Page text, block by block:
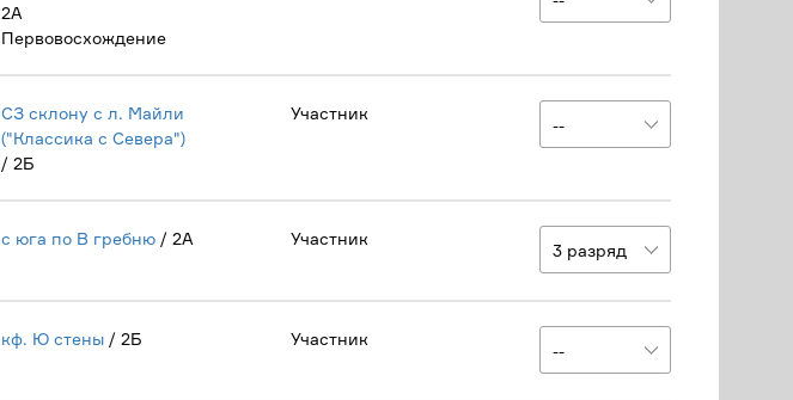
2А
Первовосхождение
СЗ склону с л. Майли
("Классика с Севера")
/ 2Б
Участник
с юга по В гребню / 2А Участник
кф. Ю стены / 2Б Участник